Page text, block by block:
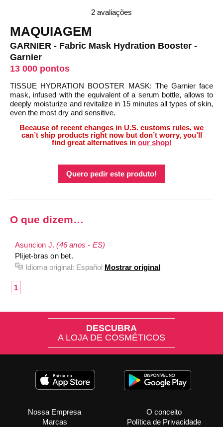
2 avaliações
MAQUIAGEM
GARNIER - Fabric Mask Hydration Booster -
Garnier
13 000 pontos
TISSUE HYDRATION BOOSTER MASK: The Garnier face
mask, infused with the equivalent of a serum bottle, allows to
deeply moisturize and revitalize in 15 minutes all types of skin,
even the most dry and sensitive.
Because of recent changes in U.S. customs rules, we
can’t ship products right now but don’t worry, you’ll
find great alternatives in our shop!
Quero pedir este produto!
O que dizem…
Asuncion J.(46 anos - ES)
Plijet-bras on bet.
Idioma original: Español Mostrar original
1
DESCUBRA
A LOJA DE COSMÉTICOS
Nossa Empresa
Marcas
O conceito
Política de Privacidade